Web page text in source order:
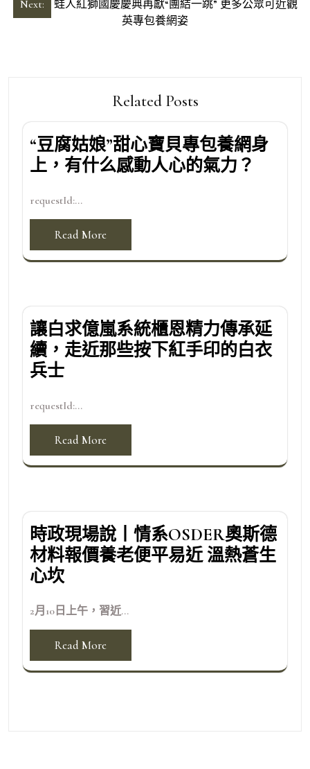
導
Next:
蛙人紅獅國慶慶典再獻“團結一跳” 更多公眾可近觀
英專包養網姿
Related Posts
“豆腐姑娘”甜心寶貝專包養網身
上，有什么感動人心的氣力？
requestId:...
Read More
讓白求億嵐系統櫃恩精力傳承延
續，走近那些按下紅手印的白衣
兵士
requestId:...
Read More
時政現場說丨情系OSDER奧斯德
材料報價養老便平易近 溫熱蒼生
心坎
2月10日上午，習近...
Read More